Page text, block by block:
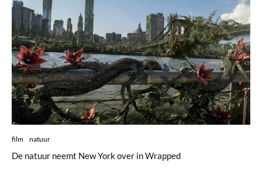
film natuur
De natuur neemt New York over in Wrapped